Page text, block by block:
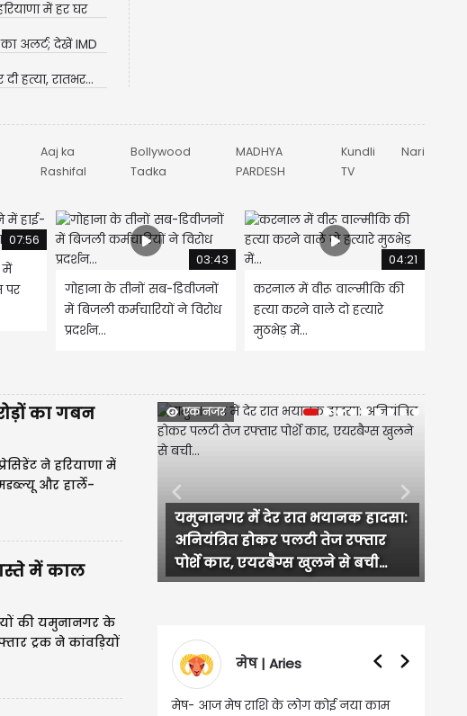
में हर घर
अलर्ट; देखें IMD
हत्या, रातभर...
Aaj ka
Rashifal
Bollywood
Tadka
MADHYA
PARDESH
Kundli
TV
Nari
07:56
में
पर
03:43
गोहाना के तीनों सब-डिवीजनों
में बिजली कर्मचारियों ने विरोध
प्रदर्शन...
04:21
करनाल में वीरू वाल्मीकि की
हत्या करने वाले दो हत्यारे
मुठभेड़ में...
का गबन
ने हरियाणा में
और हार्ले-
में काल
की यमुनानगर के
ट्रक ने कांवड़ियों
एक नजर
इंस्टाग्राम पर दोस्ती, फिर शेयर मार्केट
में पार्टनरशिप का झांसा, रिटायर्ड SHO
की बेटी ने के ट्रेडर...
Previous Next
वृषभ | Taurus
वृष - आज ऐसे व्यक्ति से मुलाकात होगी, जिससे